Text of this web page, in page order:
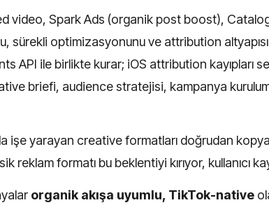
video, Spark Ads (organik post boost),
sürekli optimizasyonunu ve attribution
API ile birlikte kurar; iOS attribution kayıpları
briefi, audience stratejisi, kampanya
işe yarayan creative formatları doğrudan
reklam formatı bu beklentiyi kırıyor, kullanıcı
organik akışa uyumlu, TikTok-native